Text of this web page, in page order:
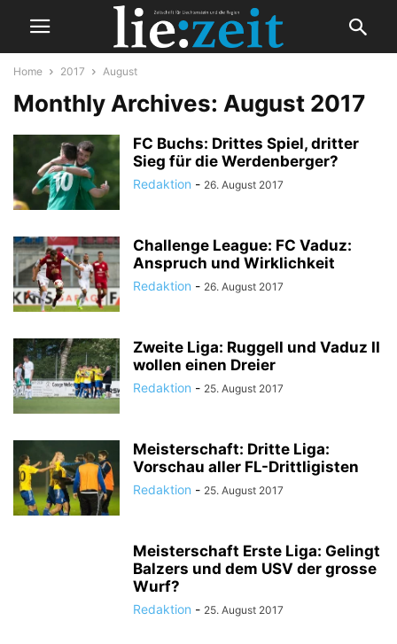
Home 2017 August
Monthly Archives: August 2017
FC Buchs: Drittes Spiel, dritter
Sieg für die Werdenberger?
Redaktion - 26. August 2017
Challenge League: FC Vaduz:
Anspruch und Wirklichkeit
Redaktion - 26. August 2017
Zweite Liga: Ruggell und Vaduz II
wollen einen Dreier
Redaktion - 25. August 2017
Meisterschaft: Dritte Liga:
Vorschau aller FL-Drittligisten
Redaktion - 25. August 2017
Meisterschaft Erste Liga: Gelingt
Balzers und dem USV der grosse
Wurf?
Redaktion - 25. August 2017